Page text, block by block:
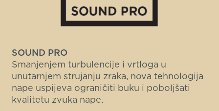
SOUND PRO
Smanjenjem turbulencije i vrtloga u
unutarnjem strujanju zraka, nova tehnologija
nape uspijeva ograničiti buku i poboljšati
kvalitetu zvuka nape.